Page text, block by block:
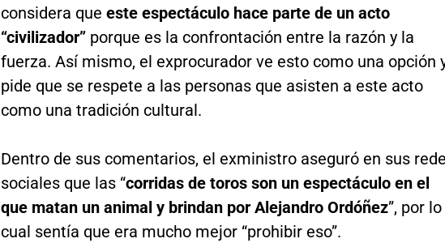
considera que este espectáculo hace parte de un acto
“civilizador” porque es la confrontación entre la razón y la
fuerza. Así mismo, el exprocurador ve esto como una opción
pide que se respete a las personas que asisten a este acto
como una tradición cultural.
Dentro de sus comentarios, el exministro aseguró en sus
sociales que las “corridas de toros son un espectáculo en el
que matan un animal y brindan por Alejandro Ordóñez”, por lo
cual sentía que era mucho mejor “prohibir eso”.